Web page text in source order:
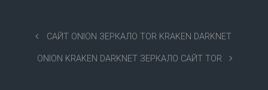
САЙТ ONION ЗЕРКАЛО TOR KRAKEN DARKNET
ONION KRAKEN DARKNET ЗЕРКАЛО САЙТ TOR